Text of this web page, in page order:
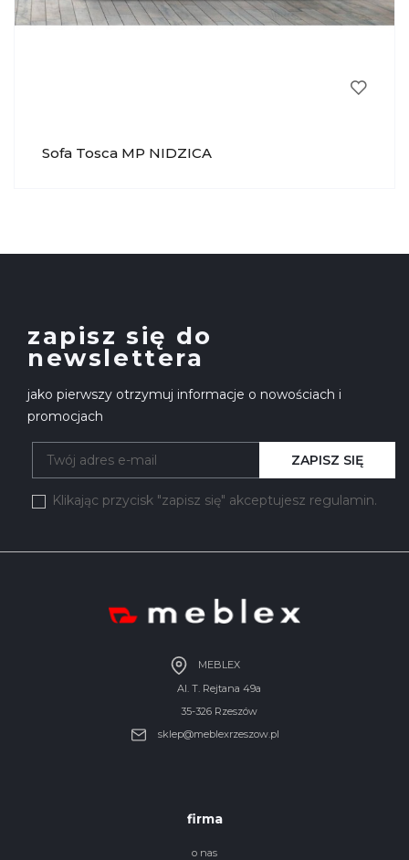
Sofa Tosca MP NIDZICA
zapisz się do
newslettera
jako pierwszy otrzymuj informacje o nowościach i
promocjach
Klikając przycisk "zapisz się" akceptujesz regulamin.
ZAPISZ SIĘ
MEBLEX
Al. T. Rejtana 49a
35-326 Rzeszów
sklep@meblexrzeszow.pl
firma
o nas